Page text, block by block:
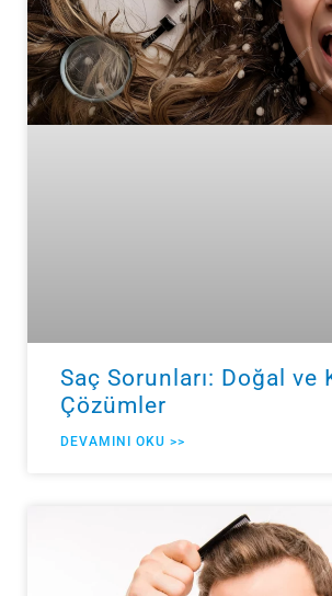
Saç Sorunları: Doğal ve
Çözümler
DEVAMINI OKU >>